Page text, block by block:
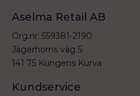
Aselma Retail AB
Org.nr: 559381-2190
Jägerhorns väg 5
141 75 Kungens Kurva
Kundservice